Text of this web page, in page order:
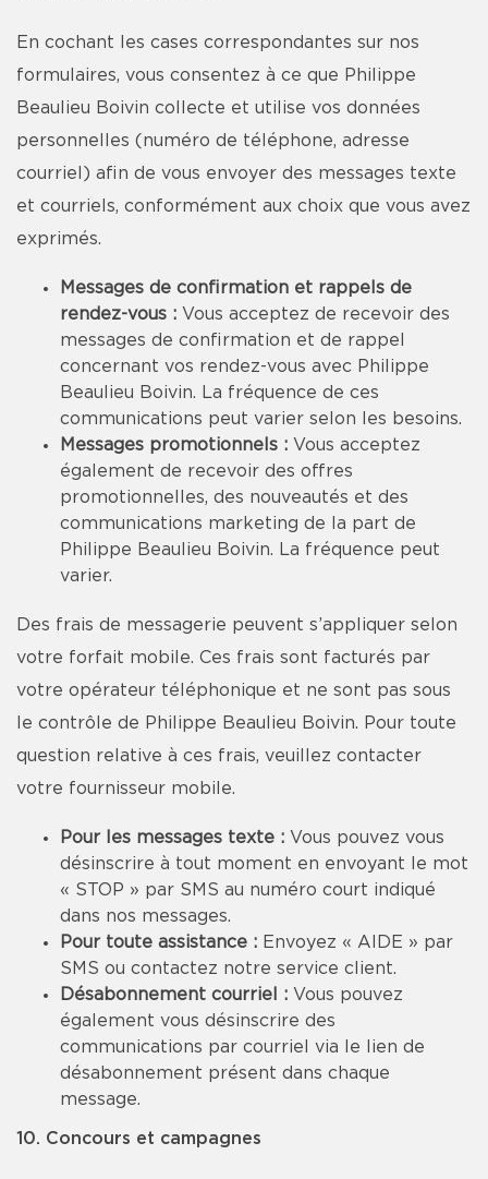
En cochant les cases correspondantes sur nos
formulaires, vous consentez à ce que Philippe
Beaulieu Boivin collecte et utilise vos données
personnelles (numéro de téléphone, adresse
courriel) afin de vous envoyer des messages texte
et courriels, conformément aux choix que vous avez
exprimés.
Messages de confirmation et rappels de
rendez-vous : Vous acceptez de recevoir des
messages de confirmation et de rappel
concernant vos rendez-vous avec Philippe
Beaulieu Boivin. La fréquence de ces
communications peut varier selon les besoins.
Messages promotionnels : Vous acceptez
également de recevoir des offres
promotionnelles, des nouveautés et des
communications marketing de la part de
Philippe Beaulieu Boivin. La fréquence peut
varier.
Des frais de messagerie peuvent s’appliquer selon
votre forfait mobile. Ces frais sont facturés par
votre opérateur téléphonique et ne sont pas sous
le contrôle de Philippe Beaulieu Boivin. Pour toute
question relative à ces frais, veuillez contacter
votre fournisseur mobile.
Pour les messages texte : Vous pouvez vous
désinscrire à tout moment en envoyant le mot
« STOP » par SMS au numéro court indiqué
dans nos messages.
Pour toute assistance : Envoyez « AIDE » par
SMS ou contactez notre service client.
Désabonnement courriel : Vous pouvez
également vous désinscrire des
communications par courriel via le lien de
désabonnement présent dans chaque
message.
10. Concours et campagnes